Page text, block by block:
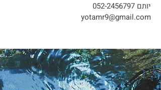
יותם 052-2456797
yotamr9@gmail.com